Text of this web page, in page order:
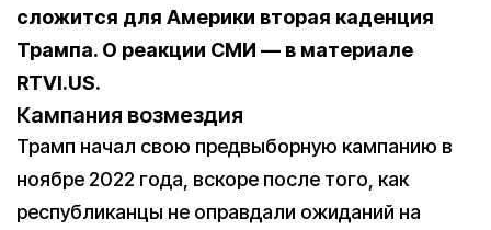
сложится для Америки вторая каденция
Трампа. О реакции СМИ — в материале
RTVI.US.
Кампания возмездия
Трамп начал свою предвыборную кампанию в
ноябре 2022 года, вскоре после того, как
республиканцы не оправдали ожиданий на